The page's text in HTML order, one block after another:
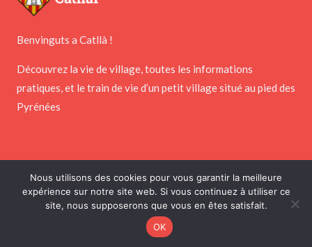
Benvinguts a Catllà !
Découvrez la vie de village, toutes les informations
pratiques, et le train de vie d’un petit village situé au pied des
Pyrénées
Copyright © 2026 Mairie de Catllar
PointNet
Nous utilisons des cookies pour vous garantir la meilleure
expérience sur notre site web. Si vous continuez à utiliser ce
site, nous supposerons que vous en êtes satisfait.
OK